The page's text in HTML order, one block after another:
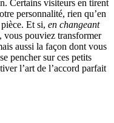
Certains visiteurs en tirent
personnalité, rien qu’en
Et si, en changeant
, vous pouviez transformer
aussi la façon dont vous
pencher sur ces petits
l’art de l’accord parfait